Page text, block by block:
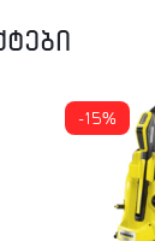
-15%